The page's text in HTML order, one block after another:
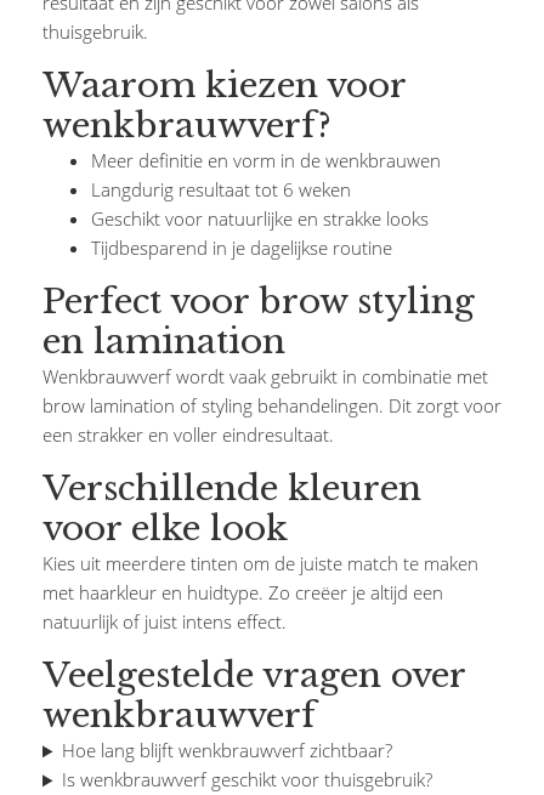
thuisgebruik.
Waarom kiezen voor
wenkbrauwverf?
Meer definitie en vorm in de wenkbrauwen
Langdurig resultaat tot 6 weken
Geschikt voor natuurlijke en strakke looks
Tijdbesparend in je dagelijkse routine
Perfect voor brow styling
en lamination
Wenkbrauwverf wordt vaak gebruikt in combinatie met
brow lamination of styling behandelingen. Dit zorgt voor
een strakker en voller eindresultaat.
Verschillende kleuren
voor elke look
Kies uit meerdere tinten om de juiste match te maken
met haarkleur en huidtype. Zo creëer je altijd een
natuurlijk of juist intens effect.
Veelgestelde vragen over
wenkbrauwverf
Hoe lang blijft wenkbrauwverf zichtbaar?
Is wenkbrauwverf geschikt voor thuisgebruik?